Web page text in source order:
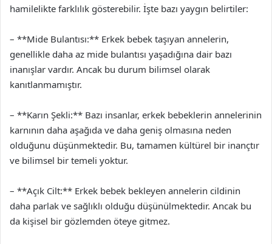
hamilelikte farklılık gösterebilir. İşte bazı yaygın belirtiler:
– **Mide Bulantısı:** Erkek bebek taşıyan annelerin,
genellikle daha az mide bulantısı yaşadığına dair bazı
inanışlar vardır. Ancak bu durum bilimsel olarak
kanıtlanmamıştır.
– **Karın Şekli:** Bazı insanlar, erkek bebeklerin annelerinin
karnının daha aşağıda ve daha geniş olmasına neden
olduğunu düşünmektedir. Bu, tamamen kültürel bir inançtır
ve bilimsel bir temeli yoktur.
– **Açık Cilt:** Erkek bebek bekleyen annelerin cildinin
daha parlak ve sağlıklı olduğu düşünülmektedir. Ancak bu
da kişisel bir gözlemden öteye gitmez.